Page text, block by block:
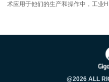
高车载充电器功率密度的一种
减小磁性元件的体积，但由于
的抬升开关频率来减小磁性元件
术应用于他们的生产和操作中，工业
@2026 ALL